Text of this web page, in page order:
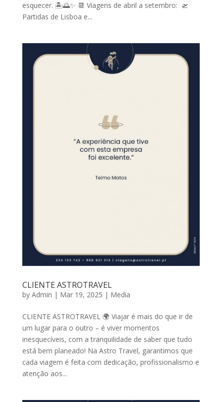
esquecer. 🏝️🌅✨ 📆 Viagens de abril a setembro: 🛫
Partidas de Lisboa e...
CLIENTE ASTROTRAVEL
by Admin | Mar 19, 2025 | Media
CLIENTE ASTROTRAVEL 🌍 Viajar é mais do que ir de
um lugar para o outro – é viver momentos
inesquecíveis, com a tranquilidade de saber que tudo
está bem planeado! Na Astro Travel, garantimos que
cada viagem é feita com dedicação, profissionalismo e
atenção aos...